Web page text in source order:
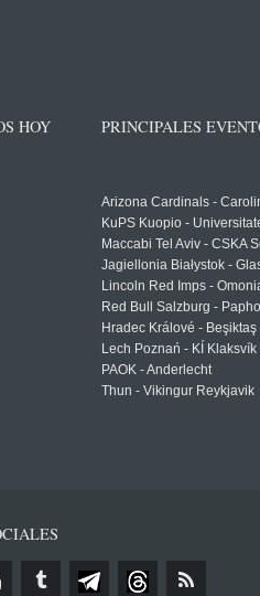
HOY PRINCIPALES
Arizona Cardinals -
KuPS Kuopio -
Maccabi Tel Aviv - CSKA
Jagiellonia Białystok -
Lincoln Red Imps -
Red Bull Salzburg -
Hradec Králové - Beşiktaş
Lech Poznań - KÍ Klaksvík
PAOK - Anderlecht
Thun - Vikingur Reykjavik